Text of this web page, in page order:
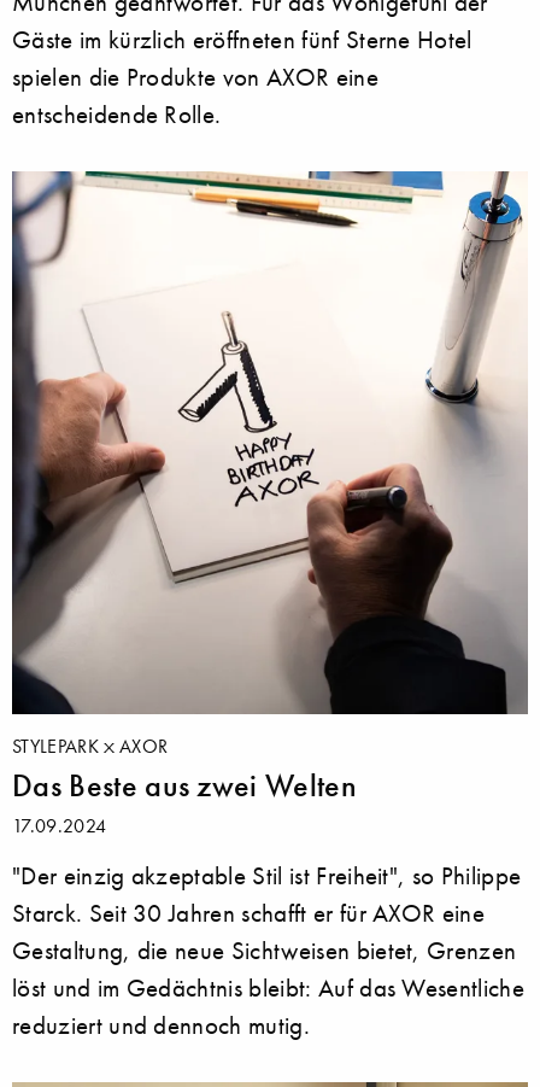
Gäste im kürzlich eröffneten fünf Sterne Hotel
spielen die Produkte von AXOR eine
entscheidende Rolle.
STYLEPARK AXOR
Das Beste aus zwei Welten
17.09.2024
"Der einzig akzeptable Stil ist Freiheit", so Philippe
Starck. Seit 30 Jahren schafft er für AXOR eine
Gestaltung, die neue Sichtweisen bietet, Grenzen
löst und im Gedächtnis bleibt: Auf das Wesentliche
reduziert und dennoch mutig.